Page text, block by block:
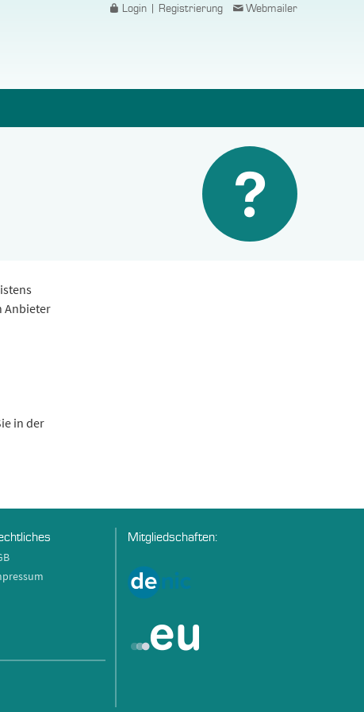
Login | Registrierung Webmailer
Anbieter
in der
Mitgliedschaften: